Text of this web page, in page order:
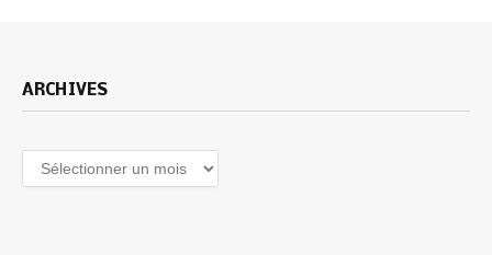
ARCHIVES
Archives